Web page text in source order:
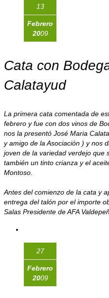
13
Febrero
2009
Cata con
Calatayud
La primera cata comentada de
febrero y fue con dos vinos de
nos la presentó José Maria
y amigo de la Asociación ) y nos
joven de la variedad verdejo que
también un tinto crianza y el
Montoso.
Antes del comienzo de la cata y
entrega del talón por el importe
Salas Presidente de AFA
27
Febrero
2009